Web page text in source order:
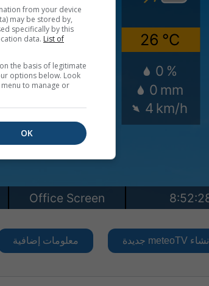
إنشاء meteoTV جديدة معلومات إضافية
from your device
may be stored by,
specifically by this
data. List of
the basis of legitimate
options below. Look
to manage or
OK